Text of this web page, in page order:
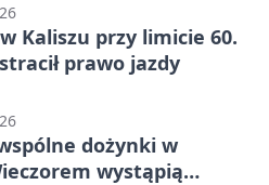
Kaliszu przy limicie 60.
prawo jazdy
dożynki w
wystąpią